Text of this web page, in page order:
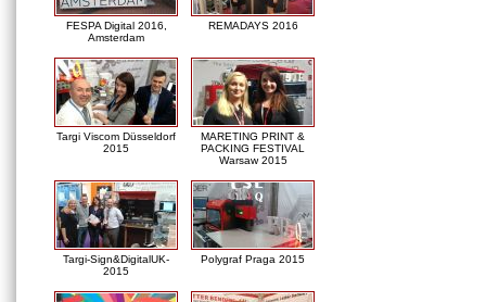
FESPA Digital 2016,
Amsterdam
REMADAYS 2016
Targi Viscom Düsseldorf
2015
MARETING PRINT &
PACKING FESTIVAL
Warsaw 2015
Targi-Sign&DigitalUK-
2015
Polygraf Praga 2015